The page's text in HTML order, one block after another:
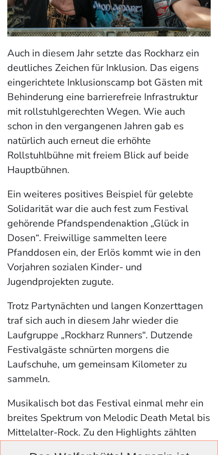
Auch in diesem Jahr setzte das Rockharz ein
deutliches Zeichen für Inklusion. Das eigens
eingerichtete Inklusionscamp bot Gästen mit
Behinderung eine barrierefreie Infrastruktur
mit rollstuhlgerechten Wegen. Wie auch
schon in den vergangenen Jahren gab es
natürlich auch erneut die erhöhte
Rollstuhlbühne mit freiem Blick auf beide
Hauptbühnen.
Ein weiteres positives Beispiel für gelebte
Solidarität war die auch fest zum Festival
gehörende Pfandspendenaktion „Glück in
Dosen“. Freiwillige sammelten leere
Pfanddosen ein, der Erlös kommt wie in den
Vorjahren sozialen Kinder- und
Jugendprojekten zugute.
Trotz Partynächten und langen Konzerttagen
traf sich auch in diesem Jahr wieder die
Laufgruppe „Rockharz Runners“. Dutzende
Festivalgäste schnürten morgens die
Laufschuhe, um gemeinsam Kilometer zu
sammeln.
Musikalisch bot das Festival einmal mehr ein
breites Spektrum von Melodic Death Metal bis
Mittelalter-Rock. Zu den Highlights zählten